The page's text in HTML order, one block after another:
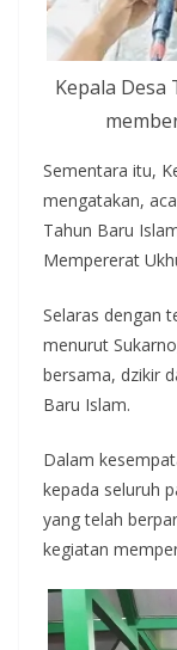
Kepala
Sementara itu,
mengatakan,
Tahun Baru
Mempererat
Selaras dengan
menurut
bersama, dzikir
Baru Islam.
Dalam
kepada seluruh
yang telah
kegiatan